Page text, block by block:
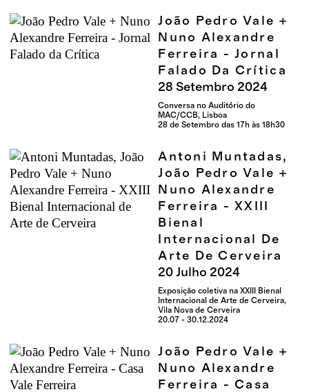
João Pedro Vale +
Nuno Alexandre
Ferreira - Jornal
Falado Da Crítica
28 Setembro 2024
Conversa no Auditório do
MAC/CCB, Lisboa
28 de Setembro das 17h às 18h30
Antoni Muntadas,
João Pedro Vale +
Nuno Alexandre
Ferreira - XXIII
Bienal
Internacional De
Arte De Cerveira
20 Julho 2024
Exposição coletiva na XXIII Bienal
Internacional de Arte de Cerveira,
Vila Nova de Cerveira
20.07 - 30.12.2024
João Pedro Vale +
Nuno Alexandre
Ferreira - Casa